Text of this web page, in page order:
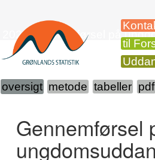
til
2023 Gennemførsel på
oversigt metode tabeller pdf